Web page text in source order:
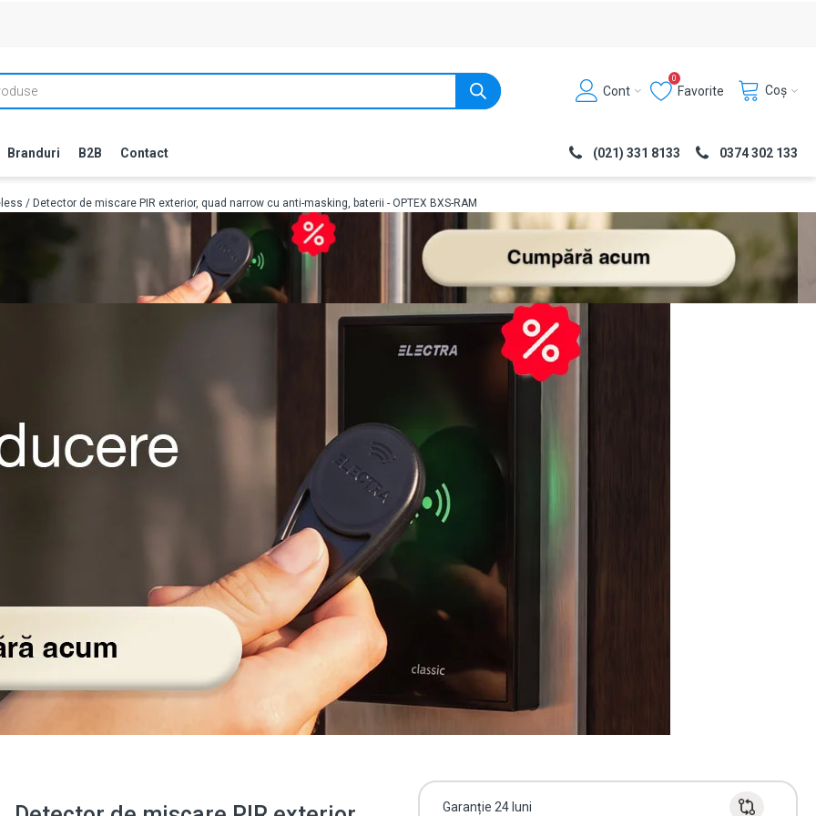
Cont
0
Favorite Coș
Branduri B2B Contact (021) 331 8133 0374 302 133
/ Detector de miscare PIR exterior, quad narrow cu anti-masking, baterii - OPTEX BXS-RAM
Garanție 24 luni